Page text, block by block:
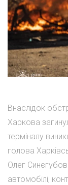
Внаслідок
Харкова
терміналу
голова
Олег
автомобілі,